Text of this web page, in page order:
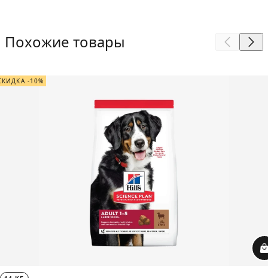
Похожие товары
-10%